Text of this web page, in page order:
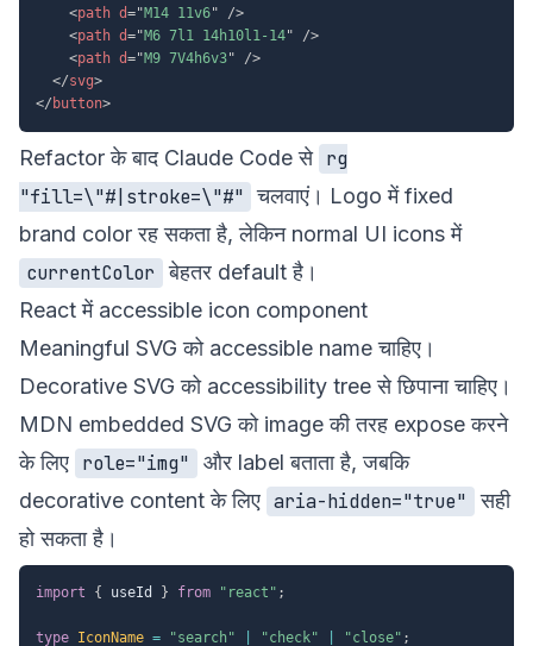
<path d="M14 11v6"
/>
<path d="M6 7l1 14h10l1-14"
/>
<path d="M9 7V4h6v3"
/>
</svg>
</ button>
Refactor के बाद Claude Code से rg
"fill=\"#|stroke=\"#" चलवाएं। Logo में fixed
brand color रह सकता है, लेकिन normal UI icons में
currentColor बेहतर default है।
React में accessible icon component
Meaningful SVG को accessible name चाहिए।
Decorative SVG को accessibility tree से छिपाना चाहिए।
MDN embedded SVG को image की तरह expose करने
के लिए role="img"
और label बताता है, जबकि
decorative content के लिए aria-hidden="true"
सही
हो सकता है।
import { useId } from "react" ;
type IconName = "search" "check" "close" ;